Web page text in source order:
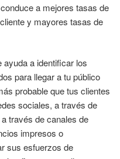
a mejores tasas de
y mayores tasas de
ayuda a identificar los
para llegar a tu público
probable que tus clientes
sociales, a través de
a través de canales de
impresos o
sus esfuerzos de